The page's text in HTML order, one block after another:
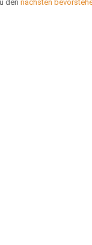
den nächsten